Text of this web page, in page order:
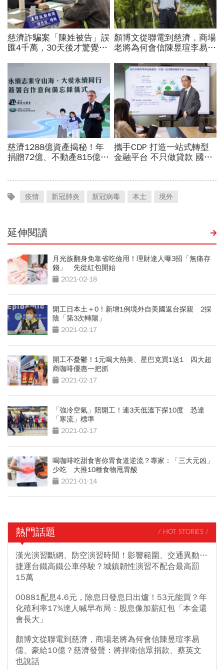
疫情 新冠肺炎 新冠病毒 本土 境外
延伸閱讀
月光族翻身免靠省吃儉用！理財達人曝3招「無痛存
錢」 先從紅包開始
2021-02-18
開工日本土＋0！新增1例境外自美國返台探親 2採
陰「第3次轉陽」
2021-02-17
開工不憂鬱！1元喝大熱美、星巴克買1送1 四大超
商咖啡優惠一把抓
2021-02-17
「強冷空氣」陪開工！連3天低溫下探10度 恐達
「寒流」標準
2021-02-17
喝咖啡吃甜食害你胃食道逆流？專家：「三大元凶」
少吃 大推10種食物甩胃酸
2021-01-14
熱門話題 / HOT STORIES /
漢光演習斷網、防空演習時間！影響範圍、交通異動…
捷運台鐵高鐵公車停駛？城鎮韌性演習不配合最高罰
15萬
00881配息4.6元，除息日發息日出爐！53元能買？年
化殖利率17%達人喊早布局：股息像加薪紅包「本金還
會長大」
顏博文從聯電到慈濟，商場老將為何會信陳昱瑄李易
儒、豪給10億？慈濟發聲：將捍衛信眾捐款、蔡英文
也說話